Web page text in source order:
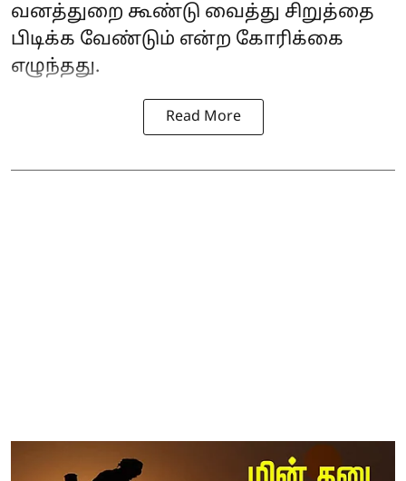
வனத்துறை கூண்டு வைத்து சிறுத்தை
பிடிக்க வேண்டும் என்ற கோரிக்கை
எழுந்தது.
Read More